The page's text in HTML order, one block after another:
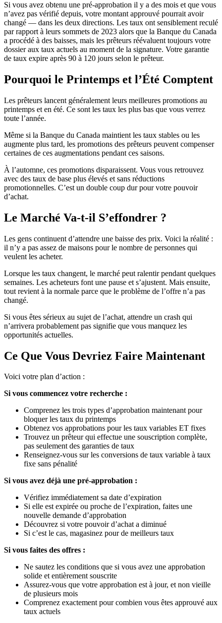
Si vous avez obtenu une pré-approbation il y a des mois et que vous
n’avez pas vérifié depuis, votre montant approuvé pourrait avoir
changé — dans les deux directions. Les taux ont sensiblement reculé
par rapport à leurs sommets de 2023 alors que la Banque du Canada
a procédé à des baisses, mais les prêteurs réévaluent toujours votre
dossier aux taux actuels au moment de la signature. Votre garantie
de taux expire après 90 à 120 jours selon le prêteur.
Pourquoi le Printemps et l’Été Comptent
Les prêteurs lancent généralement leurs meilleures promotions au
printemps et en été. Ce sont les taux les plus bas que vous verrez
toute l’année.
Même si la Banque du Canada maintient les taux stables ou les
augmente plus tard, les promotions des prêteurs peuvent compenser
certaines de ces augmentations pendant ces saisons.
À l’automne, ces promotions disparaissent. Vous vous retrouvez
avec des taux de base plus élevés et sans réductions
promotionnelles. C’est un double coup dur pour votre pouvoir
d’achat.
Le Marché Va-t-il S’effondrer ?
Les gens continuent d’attendre une baisse des prix. Voici la réalité :
il n’y a pas assez de maisons pour le nombre de personnes qui
veulent les acheter.
Lorsque les taux changent, le marché peut ralentir pendant quelques
semaines. Les acheteurs font une pause et s’ajustent. Mais ensuite,
tout revient à la normale parce que le problème de l’offre n’a pas
changé.
Si vous êtes sérieux au sujet de l’achat, attendre un crash qui
n’arrivera probablement pas signifie que vous manquez les
opportunités actuelles.
Ce Que Vous Devriez Faire Maintenant
Voici votre plan d’action :
Si vous commencez votre recherche :
Comprenez les trois types d’approbation maintenant pour
bloquer les taux du printemps
Obtenez vos approbations pour les taux variables ET fixes
Trouvez un prêteur qui effectue une souscription complète,
pas seulement des garanties de taux
Renseignez-vous sur les conversions de taux variable à taux
fixe sans pénalité
Si vous avez déjà une pré-approbation :
Vérifiez immédiatement sa date d’expiration
Si elle est expirée ou proche de l’expiration, faites une
nouvelle demande d’approbation
Découvrez si votre pouvoir d’achat a diminué
Si c’est le cas, magasinez pour de meilleurs taux
Si vous faites des offres :
Ne sautez les conditions que si vous avez une approbation
solide et entièrement souscrite
Assurez-vous que votre approbation est à jour, et non vieille
de plusieurs mois
Comprenez exactement pour combien vous êtes approuvé aux
taux actuels